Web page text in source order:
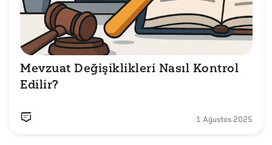
Mevzuat Değişiklikleri Nasıl Kontrol
1 Ağustos 2025